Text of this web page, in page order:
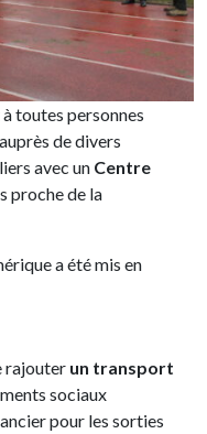
toutes personnes
de divers
avec un Centre
proche de la
a été mis en
rajouter un transport
sociaux
pour les sorties